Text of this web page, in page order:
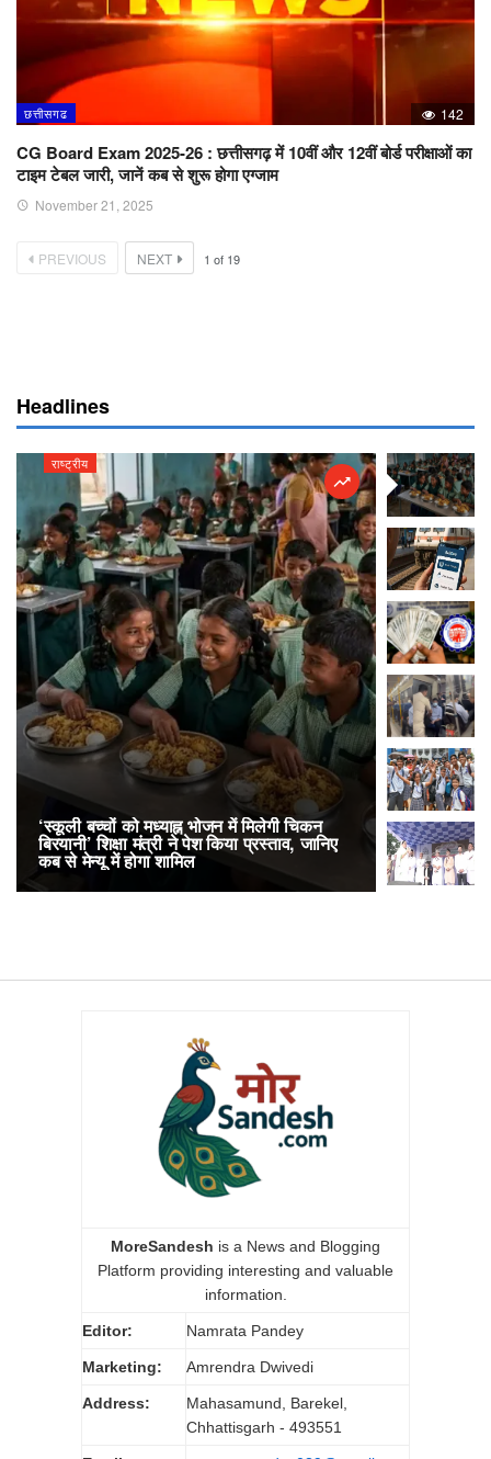
छत्तीसगढ 142
CG Board Exam 2025-26 : छत्तीसगढ़ में 10वीं और 12वीं बोर्ड परीक्षाओं का
टाइम टेबल जारी, जानें कब से शुरू होगा एग्जाम
November 21, 2025
PREVIOUS NEXT 1 of 19
Headlines
राष्ट्रीय
‘स्कूली बच्चों को मध्याह्न भोजन में मिलेगी चिकन
बिरयानी’ शिक्षा मंत्री ने पेश किया प्रस्ताव, जानिए
कब से मेन्यू में होगा शामिल
राष्ट्रीय
RailOne
लोकप्रिय,
अनारक्षित
MoreSandesh is a News and Blogging
Platform providing interesting and valuable
information.
Editor: Namrata Pandey
Marketing: Amrendra Dwivedi
Address:
Mahasamund, Barekel,
Chhattisgarh - 493551